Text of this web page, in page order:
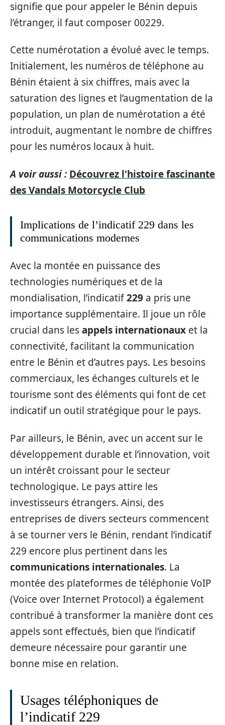
signifie que pour appeler le Bénin depuis
l’étranger, il faut composer 00229.
Cette numérotation a évolué avec le temps.
Initialement, les numéros de téléphone au
Bénin étaient à six chiffres, mais avec la
saturation des lignes et l’augmentation de la
population, un plan de numérotation a été
introduit, augmentant le nombre de chiffres
pour les numéros locaux à huit.
A voir aussi : Découvrez l'histoire fascinante
des Vandals Motorcycle Club
Implications de l’indicatif 229 dans les
communications modernes
Avec la montée en puissance des
technologies numériques et de la
mondialisation, l’indicatif229 a pris une
importance supplémentaire. Il joue un rôle
crucial dans lesappels internationaux et la
connectivité, facilitant la communication
entre le Bénin et d’autres pays. Les besoins
commerciaux, les échanges culturels et le
tourisme sont des éléments qui font de cet
indicatif un outil stratégique pour le pays.
Par ailleurs, le Bénin, avec un accent sur le
développement durable et l’innovation, voit
un intérêt croissant pour le secteur
technologique. Le pays attire les
investisseurs étrangers. Ainsi, des
entreprises de divers secteurs commencent
à se tourner vers le Bénin, rendant l’indicatif
229 encore plus pertinent dans les
communications internationales. La
montée des plateformes de téléphonie VoIP
(Voice over Internet Protocol) a également
contribué à transformer la manière dont ces
appels sont effectués, bien que l’indicatif
demeure nécessaire pour garantir une
bonne mise en relation.
Usages téléphoniques de
l’indicatif 229